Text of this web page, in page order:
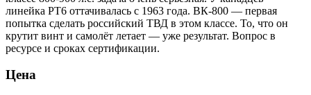
линейка PT6 оттачивалась с 1963 года. ВК-800 — первая
попытка сделать российский ТВД в этом классе. То, что он
крутит винт и самолёт летает — уже результат. Вопрос в
ресурсе и сроках сертификации.
Цена